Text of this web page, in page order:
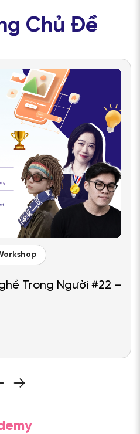
Chủ Đề
Trong Người #22 –